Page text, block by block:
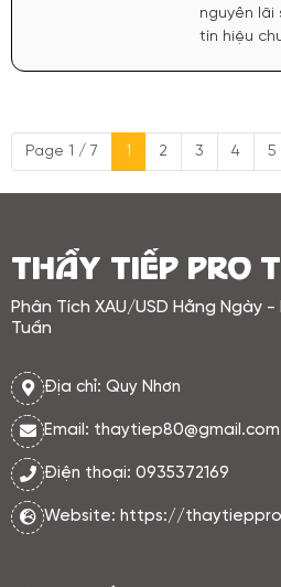
ở mức cao.
nguyên
tín hiệu
bổ sung
thành tài
mua vào
Page 1 / 7 1 2 3 4 5
THẦY TIẾP PRO
Phân Tích XAU/USD Hằng Ngày
Tuần
Địa chỉ: Quy Nhơn
Email: thaytiep80@gmail.com
Điện thoại: 0935372169
Website: https://